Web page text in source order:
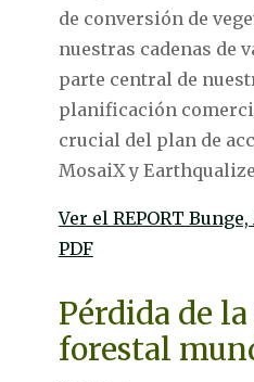
de conversión de
nuestras cadenas de
parte central de
planificación
crucial del plan de
MosaiX y
Ver el REPORT
PDF
Pérdida de
forestal